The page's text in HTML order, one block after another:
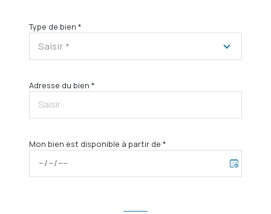
Type de bien *
Saisir *
Adresse du bien *
Mon bien est disponible à partir de *